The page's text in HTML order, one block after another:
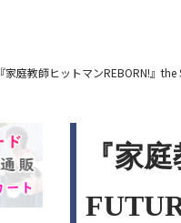
『家庭教師ヒットマンREBORN!』
『家